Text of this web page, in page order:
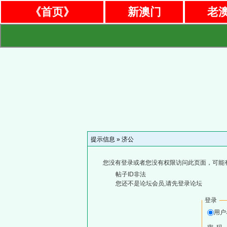
《首页》 新澳门 老
提示信息 » 济公
您没有登录或者您没有权限访问此页面，可能
帖子ID非法
您还不是论坛会员,请先登录论坛
登录
用